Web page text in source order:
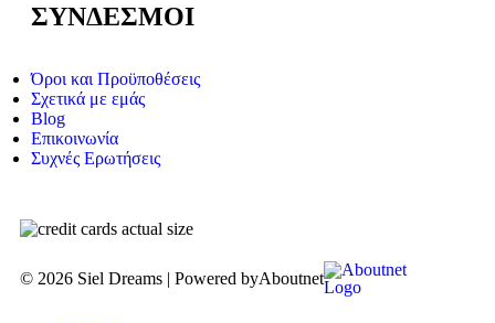
ΣΥΝΔΕΣΜΟΙ
Όροι και Προϋποθέσεις
Σχετικά με εμάς
Blog
Επικοινωνία
Συχνές Ερωτήσεις
© 2026 Siel Dreams | Powered byAboutnet